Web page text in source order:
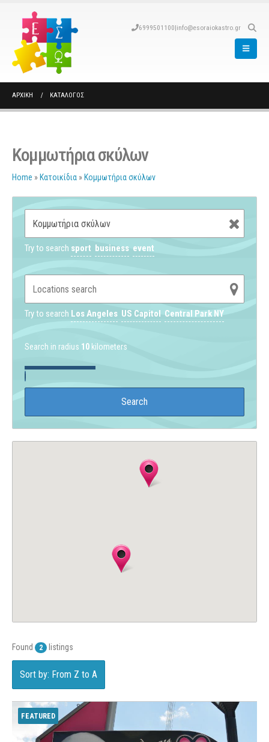
6999501100|info@esoraiokastro.gr
ΑΡΧΙΚΉ ΚΑΤΆΛΟΓΟΣ
Κομμωτήρια σκύλων
Home » Κατοικίδια » Κομμωτήρια σκύλων
Try to search sport business event
Try to search Los Angeles US Capitol Central Park NY
Search in radius 10 kilometers
Found 2 listings
Sort by: From Z to A
FEATURED